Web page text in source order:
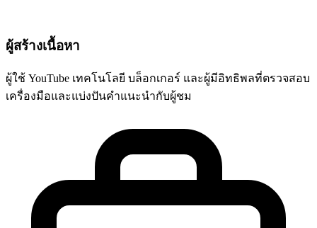
ผู้สร้างเนื้อหา
ผู้ใช้ YouTube เทคโนโลยี บล็อกเกอร์ และผู้มีอิทธิพลที่ตรวจสอบ
เครื่องมือและแบ่งปันคำแนะนำกับผู้ชม